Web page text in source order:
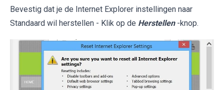
Bevestig dat je de Internet Explorer instellingen naar
Standaard wil herstellen - Klik op de Herstellen -knop.